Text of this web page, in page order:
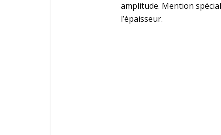
amplitude. Mention
l’épaisseur.